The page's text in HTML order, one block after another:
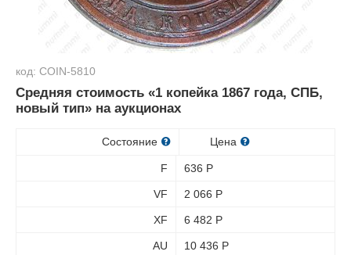
код: COIN-5810
Средняя стоимость «1 копейка 1867 года, СПБ,
новый тип» на аукционах
Состояние Цена
F 636 Р
VF 2 066 Р
XF 6 482 Р
AU 10 436 Р